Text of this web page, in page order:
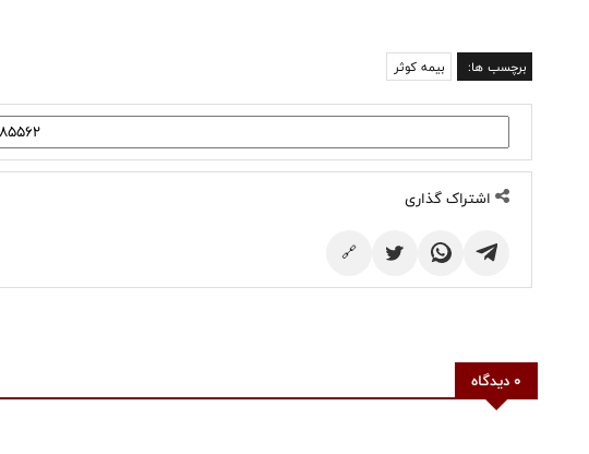
برچسب ها: بیمه کوثر
اشتراک گذاری
🔗
0 دیدگاه